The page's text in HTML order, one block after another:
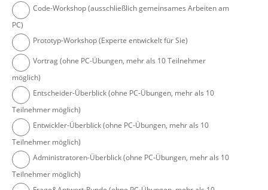
Code-Workshop (ausschließlich gemeinsames Arbeiten am
PC)
Prototyp-Workshop (Experte entwickelt für Sie)
Vortrag (ohne PC-Übungen, mehr als 10 Teilnehmer
möglich)
Entscheider-Überblick (ohne PC-Übungen, mehr als 10
Teilnehmer möglich)
Entwickler-Überblick (ohne PC-Übungen, mehr als 10
Teilnehmer möglich)
Administratoren-Überblick (ohne PC-Übungen, mehr als 10
Teilnehmer möglich)